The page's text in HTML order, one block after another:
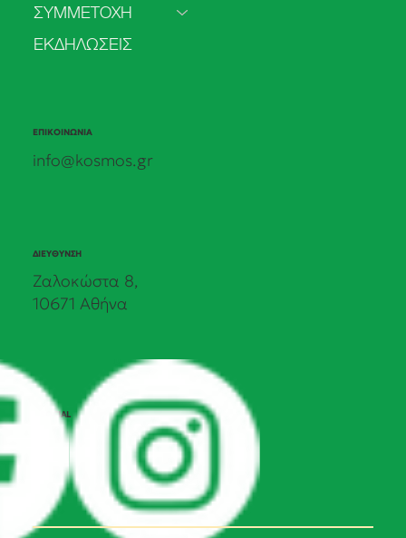
ΣΥΜΜΕΤΟΧΗ
ΕΚΔΗΛΩΣΕΙΣ
ΕΠΙΚΟΙΝΩΝΙΑ
info@kosmos.gr
ΔΙΕΥΘΥΝΣΗ
Ζαλοκώστα 8,
10671 Αθήνα
SOCIAL